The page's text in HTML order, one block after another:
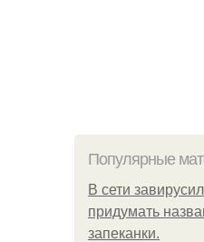
Популярные
В сети
придумать
запеканки.